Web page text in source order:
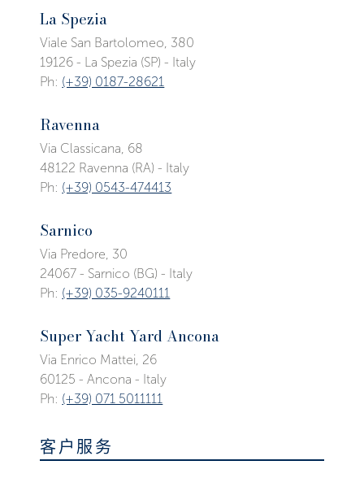
La Spezia
Viale San Bartolomeo, 380
19126 - La Spezia (SP) - Italy
Ph: (+39) 0187-28621
Ravenna
Via Classicana, 68
48122 Ravenna (RA) - Italy
Ph: (+39) 0543-474413
Sarnico
Via Predore, 30
24067 - Sarnico (BG) - Italy
Ph: (+39) 035-9240111
Super Yacht Yard Ancona
Via Enrico Mattei, 26
60125 - Ancona - Italy
Ph: (+39) 071 5011111
客户服务